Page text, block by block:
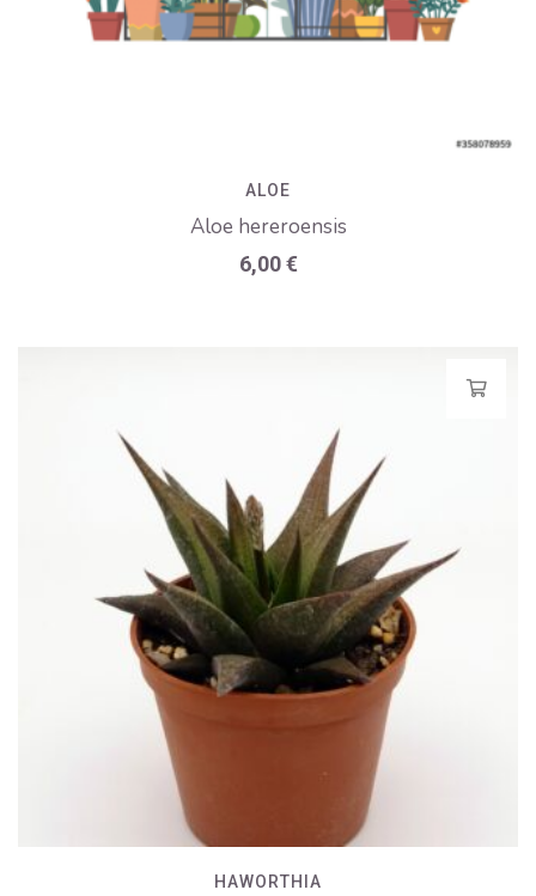
ALOE
Aloe hereroensis
6,00€
HAWORTHIA